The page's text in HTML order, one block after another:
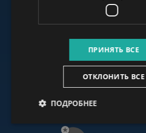
www.budapestoffices.net
www.budapestpropertysellers.com
ПРИНЯТЬ ВСЕ
ОТКЛОНИТЬ ВСЕ
ПОДРОБНЕЕ